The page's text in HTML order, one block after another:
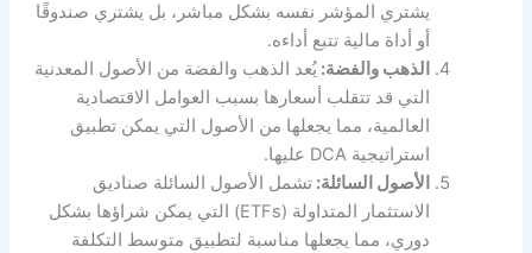
يشتري المؤشر نفسه بشكل مباشر، بل يشتري صندوقًا
أو أداة مالية تتبع أداءه.
الذهب والفضة:يُعد الذهب والفضة من الأصول المعدنية
التي قد تتقلب أسعارها بسبب العوامل الاقتصادية
العالمية، مما يجعلها من الأصول التي يمكن تطبيق
استراتيجية DCA عليها.
الأصول السائلة:تشمل الأصول السائلة صناديق
الاستثمار المتداولة (ETFs) التي يمكن شراؤها بشكل
دوري، مما يجعلها مناسبة لتطبيق متوسط التكلفة